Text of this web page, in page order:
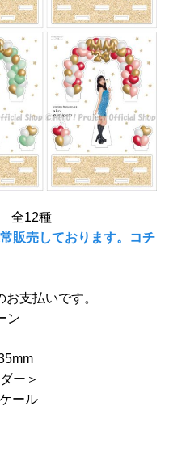
全12種
販売しております。コチ
支払いです。
ン
ー＞
ール